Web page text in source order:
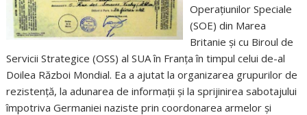
Operațiunilor Speciale
(SOE) din Marea
Britanie și cu Biroul de
Servicii Strategice (OSS) al SUA în Franța în timpul celui de-al
Doilea Război Mondial. Ea a ajutat la organizarea grupurilor de
rezistență, la adunarea de informații și la sprijinirea sabotajului
împotriva Germaniei naziste prin coordonarea armelor și